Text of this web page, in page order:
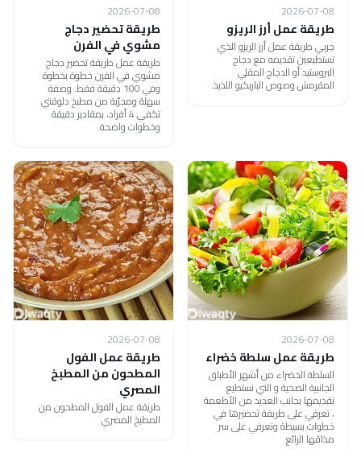
2026-07-08
طريقة عمل أرز الريزو
جربي طريقة عمل أرز الريزو الذي
تستطيعين تقديمه مع دجاج
البروستيد أو الدجاج المقلي
المقرمش وصوص الباربكيو اللذيذ.
2026-07-08
طريقة تحضير دجاج
مشوي في الفرن
طريقة عمل طريقة تحضير دجاج
مشوي في الفرن خطوة بخطوة
وفي 100 دقيقة فقط. وصفة
سهلة ومجرّبة من مطبخ دلوقتي
تكفي 4 أفراد، بمقادير دقيقة
وخطوات واضحة.
2026-07-08
طريقة عمل سلطة خضراء
السلطة الخضراء من أشهر الأطباق
الجانبية الصحية و التي نستطيع
تقديمها بجانب العديد من الأطعمة
، تعرفي على طريقة تحضيرها في
خطوات بسيطة وتعرفي على سر
مذاقها الرائع
2026-07-08
طريقة عمل الفول
المطحون من المطبخ
المصري
طريقة عمل الفول المطحون من
المطبخ المصري